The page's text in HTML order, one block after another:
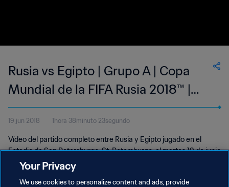
Rusia vs Egipto | Grupo A | Copa
Mundial de la FIFA Rusia 2018™ |
Partido completo
19 jun 2018 1hora 38minuto 23segundo
Vídeo del partido completo entre Rusia y Egipto jugado en el
Estadio de San Petersburgo, St. Petersburgo, el martes 19 de junio
de 2018.
Your Privacy
We use cookies to personalize content and ads, provide